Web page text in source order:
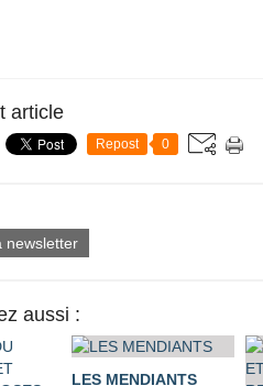
article
Repost 0
newsletter
aussi :
LES MENDIANTS